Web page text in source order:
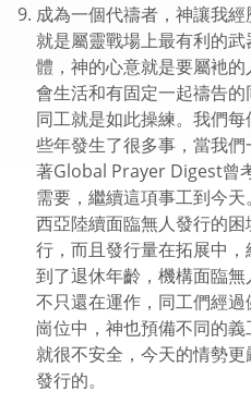
成為一個代禱者，神讓我
就是屬靈戰場上最有利的
體，神的心意就是要屬衪
會生活和有固定一起禱告
同工就是如此操練。我們
些年發生了很多事，當我
著Global Prayer Digest曾
需要，繼續這項事工到今
西亞陸續面臨無人發行的
行，而且發行量在拓展中
到了退休年齡，機構面臨
不只還在運作，同工們經
崗位中，神也預備不同的
就很不安全，今天的情勢
發行的。